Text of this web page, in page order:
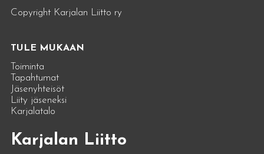
Copyright Karjalan Liitto ry
TULE MUKAAN
Toiminta
Tapahtumat
Jäsenyhteisöt
Liity jäseneksi
Karjalatalo
Karjalan Liitto